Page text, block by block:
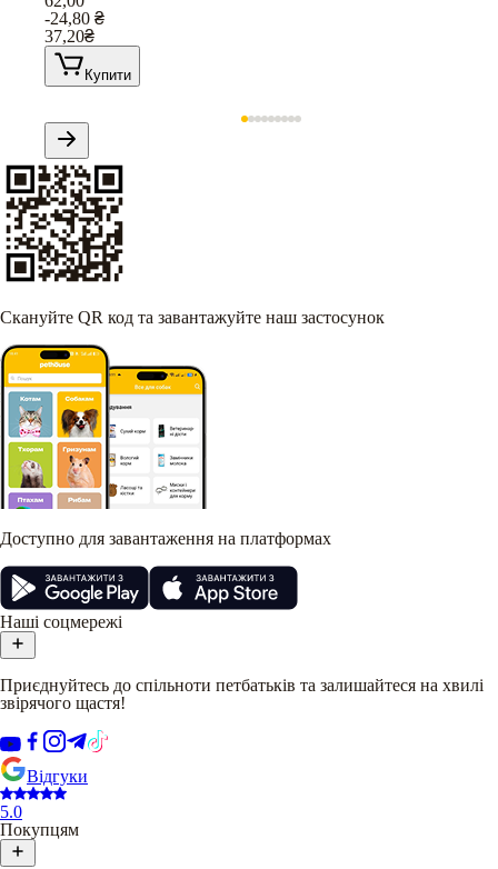
-24,80 ₴
37,20₴
Купити
Скануйте QR код та завантажуйте наш застосунок
Доступно для завантаження на платформах
Наші соцмережі
Приєднуйтесь до спільноти петбатьків та залишайтеся на хвилі
звірячого щастя!
Відгуки
5.0
Покупцям